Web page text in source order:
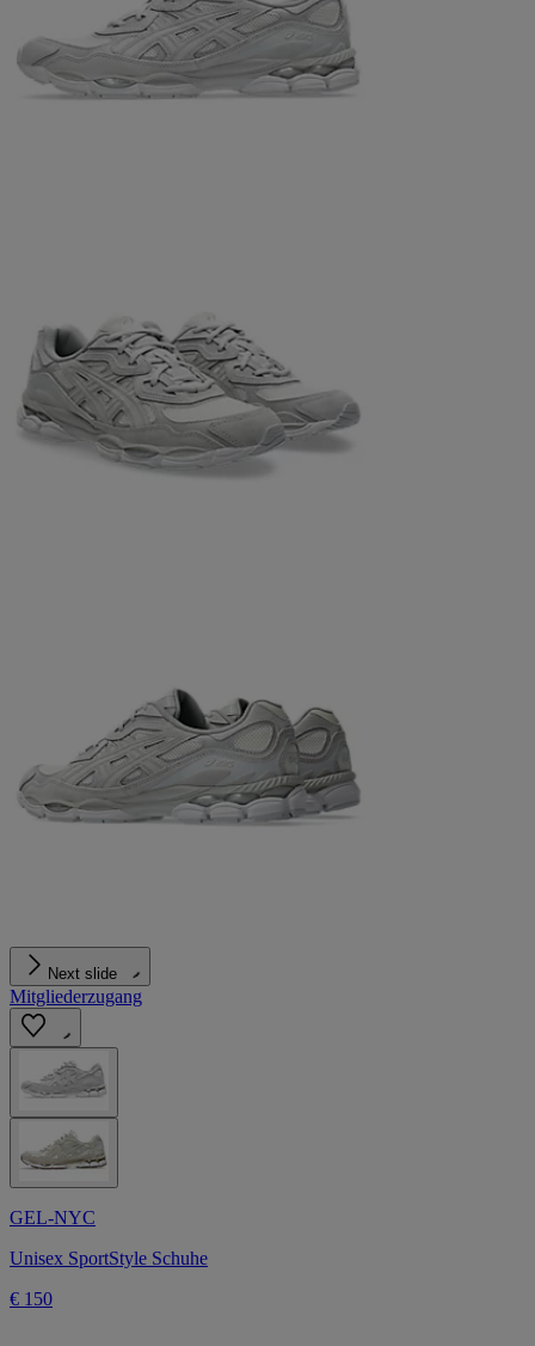
Next slide
Mitgliederzugang
GEL-NYC
Unisex SportStyle Schuhe
€ 150